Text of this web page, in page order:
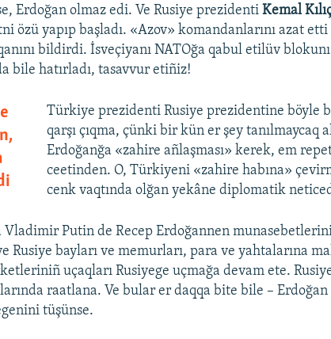
Erdoğan olmaz edi. Ve Rusiye prezidenti Kemal
özü yapıp başladı. «Azov» komandanlarını azat
bildirdi. İsveçiyanı NATOğa qabul etilüv
bile hatırladı, tasavvur etiñiz!
Türkiye prezidenti Rusiye prezidentine böyle
qarşı çıqma, çünki bir kün er şey tanılmaycaq
Erdoğanğa «zahire añlaşması» kerek, em
ceetinden. O, Türkiyeni «zahire habına»
cenk vaqtında olğan yekâne diplomatik
Vladimir Putin de Recep Erdoğannen
Rusiye bayları ve memurları, para ve yahtalarına
uçaqları Rusiyege uçmağa devam ete.
raatlana. Ve bular er daqqa bite bile – Erdoğan
tüşünse.